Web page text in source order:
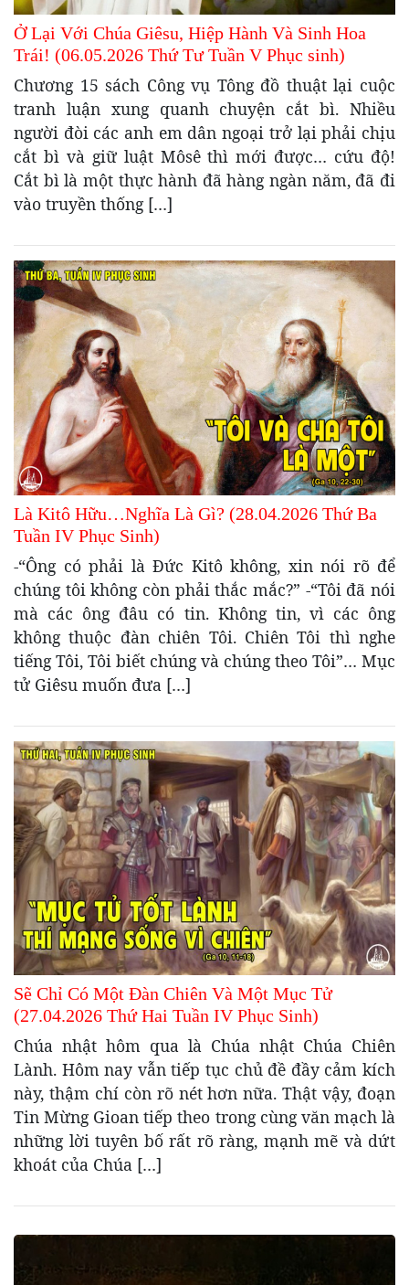
Ở Lại Với Chúa Giêsu, Hiệp Hành Và Sinh Hoa
Trái! (06.05.2026 Thứ Tư Tuần V Phục sinh)
Chương 15 sách Công vụ Tông đồ thuật lại cuộc
tranh luận xung quanh chuyện cắt bì. Nhiều
người đòi các anh em dân ngoại trở lại phải chịu
cắt bì và giữ luật Môsê thì mới được… cứu độ!
Cắt bì là một thực hành đã hàng ngàn năm, đã đi
vào truyền thống […]
Là Kitô Hữu…Nghĩa Là Gì? (28.04.2026 Thứ Ba
Tuần IV Phục Sinh)
-“Ông có phải là Đức Kitô không, xin nói rõ để
chúng tôi không còn phải thắc mắc?” -“Tôi đã nói
mà các ông đâu có tin. Không tin, vì các ông
không thuộc đàn chiên Tôi. Chiên Tôi thì nghe
tiếng Tôi, Tôi biết chúng và chúng theo Tôi”… Mục
tử Giêsu muốn đưa […]
Sẽ Chỉ Có Một Đàn Chiên Và Một Mục Tử
(27.04.2026 Thứ Hai Tuần IV Phục Sinh)
Chúa nhật hôm qua là Chúa nhật Chúa Chiên
Lành. Hôm nay vẫn tiếp tục chủ đề đầy cảm kích
này, thậm chí còn rõ nét hơn nữa. Thật vậy, đoạn
Tin Mừng Gioan tiếp theo trong cùng văn mạch là
những lời tuyên bố rất rõ ràng, mạnh mẽ và dứt
khoát của Chúa […]